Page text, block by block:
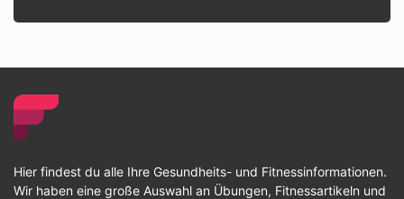
Hier findest du alle Ihre Gesundheits- und Fitnessinformationen.
Wir haben eine große Auswahl an Übungen, Fitnessartikeln und